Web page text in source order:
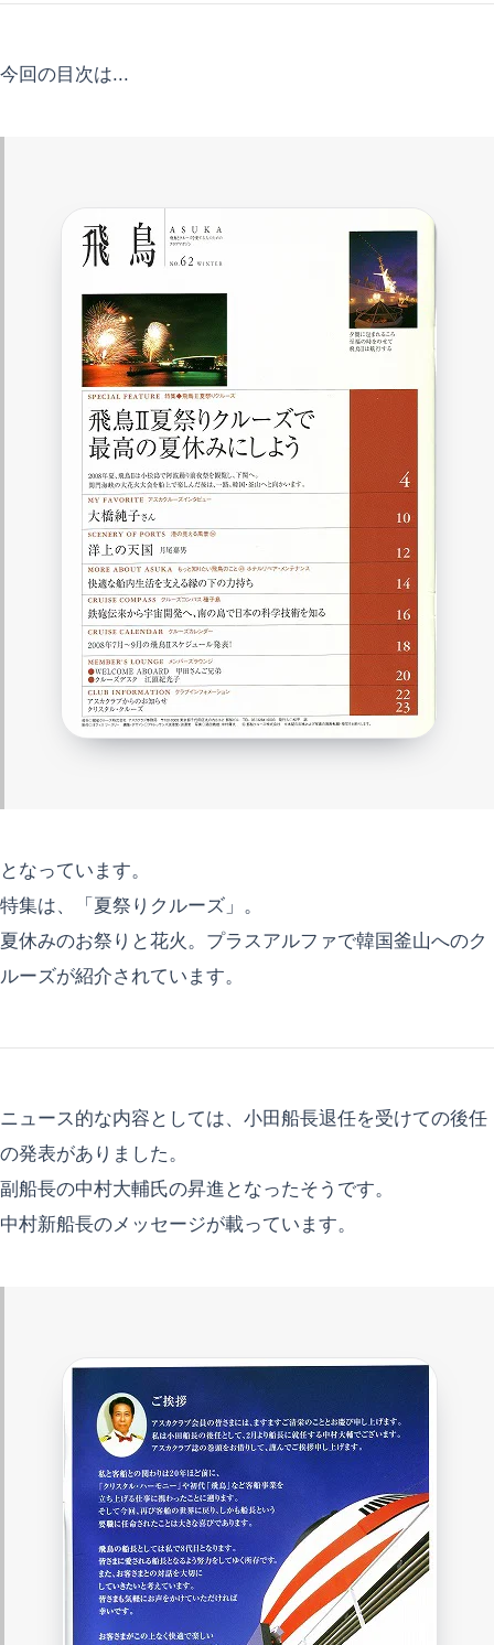
今回の目次は...
となっています。
特集は、「夏祭りクルーズ」。
夏休みのお祭りと花火。プラスアルファで韓国釜山へのク
ルーズが紹介されています。
ニュース的な内容としては、小田船長退任を受けての後任
の発表がありました。
副船長の中村大輔氏の昇進となったそうです。
中村新船長のメッセージが載っています。